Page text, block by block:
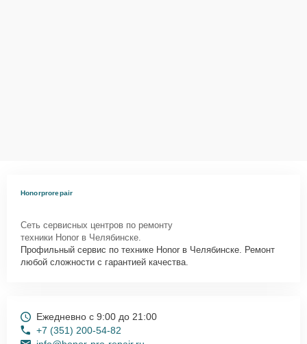
Honorprorepair
Сеть сервисных центров по ремонту
техники Honor в Челябинске.
Профильный сервис по технике Honor в Челябинске. Ремонт
любой сложности с гарантией качества.
Ежедневно с 9:00 до 21:00
+7 (351) 200-54-82